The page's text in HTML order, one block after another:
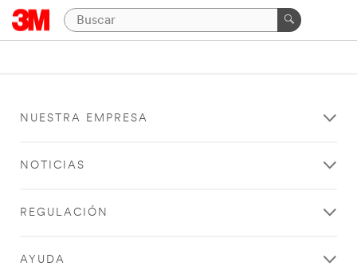
NUESTRA EMPRESA
NOTICIAS
REGULACIÓN
AYUDA